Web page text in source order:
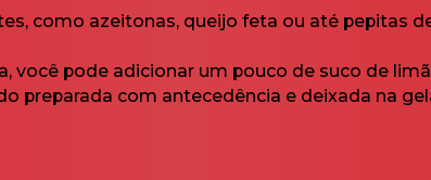
como azeitonas, queijo feta ou até pepitas
você pode adicionar um pouco de suco de
preparada com antecedência e deixada na